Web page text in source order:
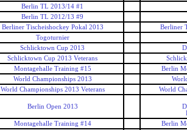
Berlin TL 2013/14 #1
Berlin TL 2012/13 #9
Berliner Tischeishockey Pokal 2013
Berliner
Togoturnier
Schlicktown Cup 2013
Schlicktown Cup 2013 Veterans
Montagehalle Training #15
Berlin
World Championships 2013
World Championships 2013 Veterans World
Berlin Open 2013
Montagehalle Training #14
Berlin